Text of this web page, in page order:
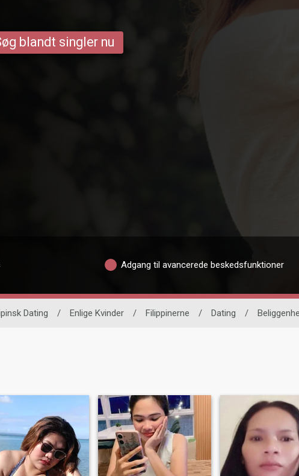
blandt singler nu
Adgang til avancerede beskedsfunktioner
Dating / Enlige Kvinder / Filippinerne / Dating /